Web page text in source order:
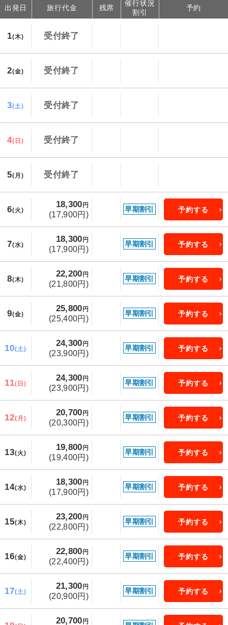
出発日 旅行代金 残席
催行状況
割引
予約
1(木) 受付終了
2(金) 受付終了
3(土) 受付終了
4(日) 受付終了
5(月) 受付終了
6(火)
18,300 円
(17,900円)
早期割引 予約する
7(水)
18,300 円
(17,900円)
早期割引 予約する
8(木)
22,200 円
(21,800円)
早期割引 予約する
9(金)
25,800 円
(25,400円)
早期割引 予約する
10(土)
24,300 円
(23,900円)
早期割引 予約する
11(日)
24,300 円
(23,900円)
早期割引 予約する
12(月)
20,700 円
(20,300円)
早期割引 予約する
13(火)
19,800 円
(19,400円)
早期割引 予約する
14(水)
18,300 円
(17,900円)
早期割引 予約する
15(木)
23,200 円
(22,800円)
早期割引 予約する
16(金)
22,800 円
(22,400円)
早期割引 予約する
17(土)
21,300 円
(20,900円)
早期割引 予約する
20,700 円